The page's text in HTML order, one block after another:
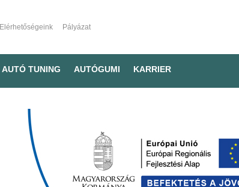
Elérhetőségeink Pályázat
AUTÓ TUNING AUTÓGUMI KARRIER